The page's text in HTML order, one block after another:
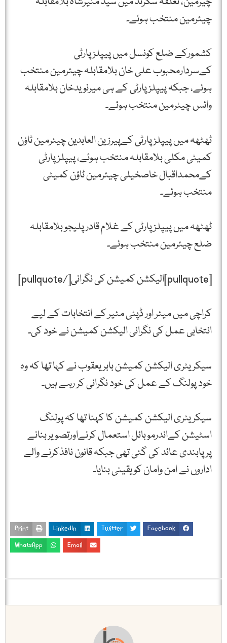
چیئرمین منتخب ہوئے۔
کشمورکے ضلع کونسل میں پیپلز پارٹی
کےسردارمحبوب علی خان بلامقابلہ چیئرمین منتخب
ہوئے، جبکہ پیپلزپارٹی کے ہی میرنویدخان بلامقابلہ
وائس چیئرمین منتخب ہوئے۔
ٹھٹھہ میں پیپلزپارٹی کےپیرزین العابدین چیئرمین ٹاؤن
کمیٹی مکلی بلامقابلہ منتخب ہوئے، پیپلزپارٹی
کےمحمداقبال خاصخیلی چیئرمین ٹاؤن کمیٹی
منتخب ہوئے۔
ٹھٹھہ میں پیپلز پارٹی کے غلام قادر پلیجو بلامقابلہ
ضلع چیئرمین منتخب ہوئے۔
[pullquote]الیکشن کمیشن کی نگرانی[/pullquote]
کراچی میں میئر اور ڈپٹی مئیر کے انتخابات کے لیے
انتخابی عمل کی نگرانی الیکشن کمیشن نے خود کی۔
سیکریٹری الیکشن کمیشن بابریعقوب نے کہا تھا کہ وہ
خود پولنگ کے عمل کی خود نگرانی کر رہے ہیں۔
سیکریٹری الیکشن کمیشن کا کہنا تھا کہ پولنگ
اسٹیشن کےاندرموبائل استعمال کرنےاورتصویربنانے
پرپابندی عائد کی گئی تھی جبکہ قانون نافذکرنے والے
اداروں نے امن وامان کو یقینی بنایا۔
Facebook
Twitter
LinkedIn
Print
Email
WhatsApp